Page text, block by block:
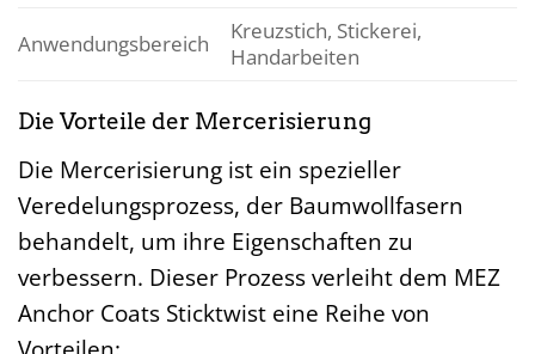
Anwendungsbereich
Kreuzstich, Stickerei,
Handarbeiten
Die Vorteile der Mercerisierung
Die Mercerisierung ist ein spezieller
Veredelungsprozess, der Baumwollfasern
behandelt, um ihre Eigenschaften zu
verbessern. Dieser Prozess verleiht dem MEZ
Anchor Coats Sticktwist eine Reihe von